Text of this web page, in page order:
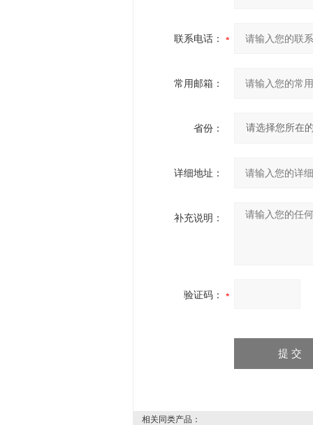
联系电话：
常用邮箱：
省份：
详细地址：
补充说明：
验证码：
相关同类产品：